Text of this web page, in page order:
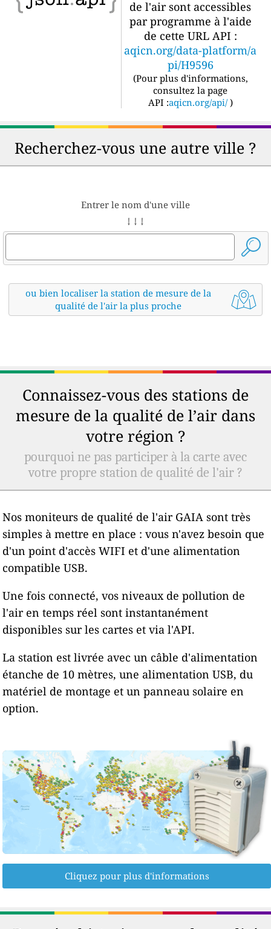
de l'air sont accessibles
par programme à l'aide
de cette URL API :
aqicn.org/data-platform/a
pi/H9596
(Pour plus d'informations,
consultez la page
API :aqicn.org/api/ )
Recherchez-vous une autre ville ?
Entrer le nom d'une ville
↓ ↓ ↓
ou bien localiser la station de mesure de la
qualité de l'air la plus proche
Connaissez-vous des stations de
mesure de la qualité de l’air dans
votre région ?
pourquoi ne pas participer à la carte avec
votre propre station de qualité de l'air ?
Nos moniteurs de qualité de l'air GAIA sont très
simples à mettre en place : vous n'avez besoin que
d'un point d'accès WIFI et d'une alimentation
compatible USB.
Une fois connecté, vos niveaux de pollution de
l'air en temps réel sont instantanément
disponibles sur les cartes et via l'API.
La station est livrée avec un câble d'alimentation
étanche de 10 mètres, une alimentation USB, du
matériel de montage et un panneau solaire en
option.
Cliquez pour plus d'informations